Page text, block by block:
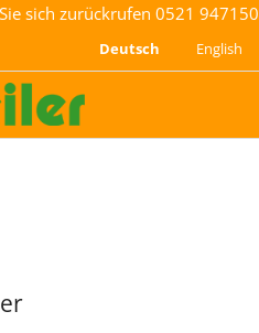
sich zurückrufen 0521 947150
Deutsch English